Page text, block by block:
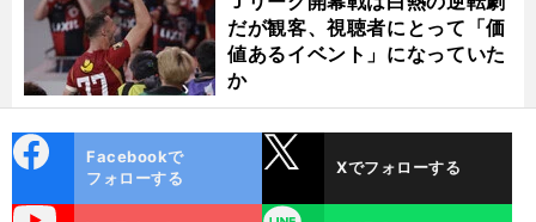
だが観客、視聴者にとって「価
値あるイベント」になっていた
か
ok
Facebookで
フォローする
Xでフォローする
LINE